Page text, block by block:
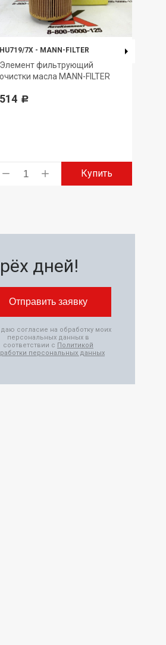
HU719/7X - MANN-FILTER
Элемент фильтрующий
очистки масла MANN-FILTER
514 Р
Купить
дней!
даю согласие на обработку моих
персональных данных в
соответствии с Политикой
персональных данных